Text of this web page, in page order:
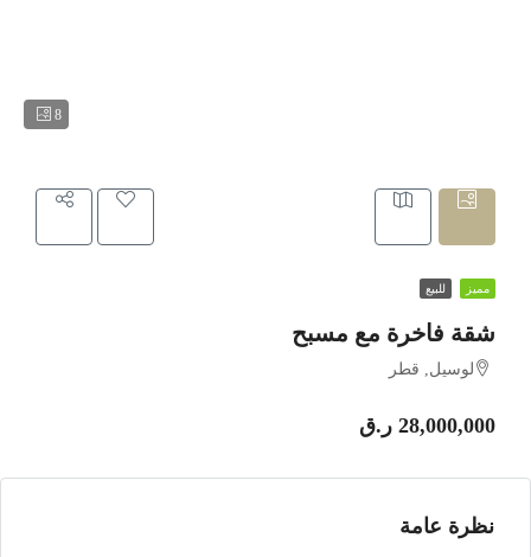
8
مميز للبيع
شقة فاخرة مع مسبح
لوسيل, قطر
28,000,000 ر.ق
نظرة عامة